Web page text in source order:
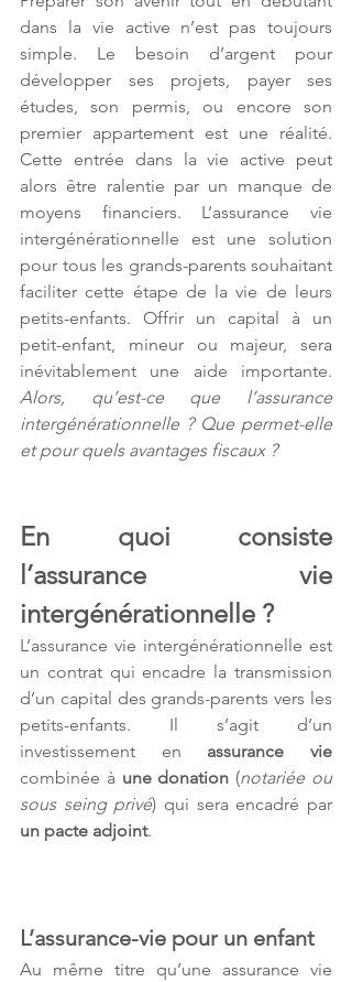
dans la vie active n’est pas toujours
simple. Le besoin d’argent pour
développer ses projets, payer ses
études, son permis, ou encore son
premier appartement est une réalité.
Cette entrée dans la vie active peut
alors être ralentie par un manque de
moyens financiers. L’assurance vie
intergénérationnelle est une solution
pour tous les grands-parents souhaitant
faciliter cette étape de la vie de leurs
petits-enfants. Offrir un capital à un
petit-enfant, mineur ou majeur, sera
Alors, qu’est-ce que l’assurance
intergénérationnelle ? Que permet-elle
et pour quels avantages fiscaux ?
En quoi consiste
l’assurance vie
intergénérationnelle ?
L’assurance vie intergénérationnelle est
un contrat qui encadre la transmission
d’un capital des grands-parents vers les
petits-enfants. Il s’agit d’un
investissement en assurance vie
combinée à une donation (notariée ou
sous seing privé
un pacte adjoint.
L’assurance-vie pour un enfant
Au même titre qu’une assurance vie